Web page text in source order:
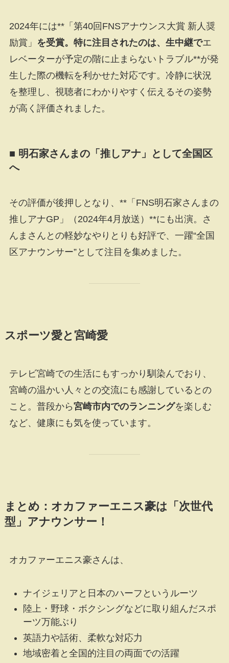
2024年には**「第40回FNSアナウンス大賞 新人奨
励賞」 を受賞。特に注目されたのは、生中継でエ
レベーターが予定の階に止まらないトラブル**が発
生した際の機転を利かせた対応です。冷静に状況
を整理し、視聴者にわかりやすく伝えるその姿勢
が高く評価されました。
■ 明石家さんまの「推しアナ」として全国区
へ
その評価が後押しとなり、**「FNS明石家さんまの
推しアナGP」（2024年4月放送）**にも出演。さ
んまさんとの軽妙なやりとりも好評で、一躍“全国
区アナウンサー”として注目を集めました。
スポーツ愛と宮崎愛
テレビ宮崎での生活にもすっかり馴染んでおり、
宮崎の温かい人々との交流にも感謝しているとの
こと。普段から宮崎市内でのランニングを楽しむ
など、健康にも気を使っています。
まとめ：オカファーエニス豪は「次世代
型」アナウンサー！
オカファーエニス豪さんは、
ナイジェリアと日本のハーフというルーツ
陸上・野球・ボクシングなどに取り組んだスポ
ーツ万能ぶり
英語力や話術、柔軟な対応力
地域密着と全国的注目の両面での活躍